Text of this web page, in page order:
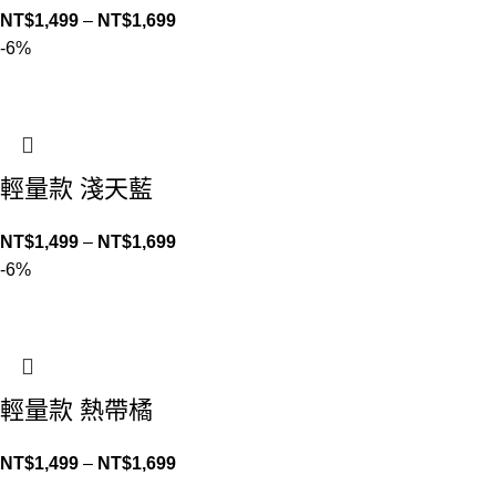
NT$1,499 – NT$1,699
-6%
輕量款 淺天藍
NT$1,499 – NT$1,699
-6%
輕量款 熱帶橘
NT$1,499 – NT$1,699